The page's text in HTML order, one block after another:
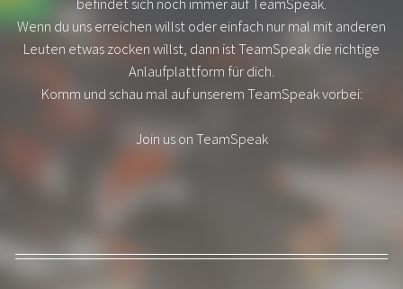
befindet sich noch immer auf TeamSpeak.
Wenn du uns erreichen willst oder einfach nur mal mit anderen
Leuten etwas zocken willst, dann ist TeamSpeak die richtige
Anlaufplattform für dich.
Komm und schau mal auf unserem TeamSpeak vorbei:
Join us on TeamSpeak